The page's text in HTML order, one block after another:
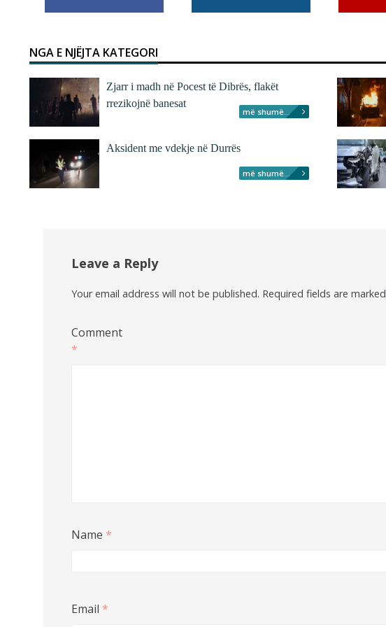
NGA E NJËJTA KATEGORI
Zjarr i madh në Pocest të Dibrës, flakët
rrezikojnë banesat
më shumë...
Aksident me vdekje në Durrës
më shumë...
Leave a Reply
Your email address will not be published. Required fields are marked
Comment
*
Name *
Email *